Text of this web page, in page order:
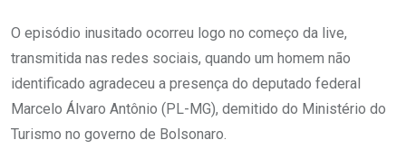
O episódio inusitado ocorreu logo no começo da live,
transmitida nas redes sociais, quando um homem não
identificado agradeceu a presença do deputado federal
Marcelo Álvaro Antônio (PL-MG), demitido do Ministério do
Turismo no governo de Bolsonaro.